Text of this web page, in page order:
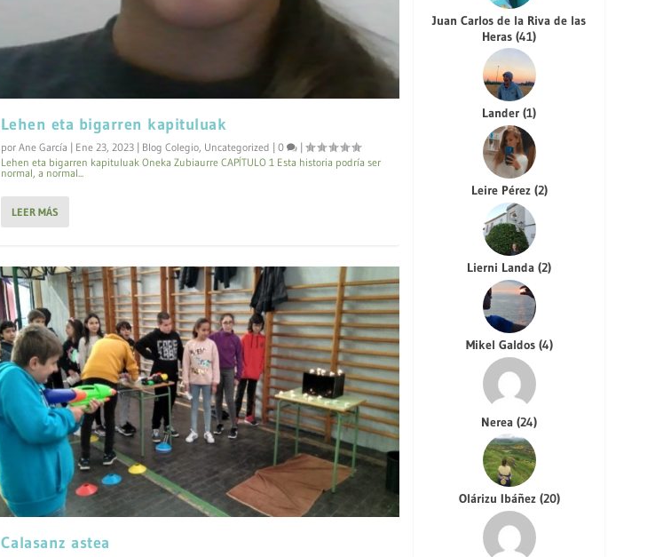
Lehen eta bigarren kapituluak
por Ane García | Ene 23, 2023| Blog Colegio, Uncategorized | 0
|
Lehen eta bigarren kapituluak Oneka Zubiaurre CAPÍTULO 1 Esta historia podría ser
normal, a normal...
LEER MÁS
Calasanz astea
Juan Carlos de la Riva de las
Heras(41)
Lander(1)
Leire Pérez (2)
Lierni Landa(2)
Mikel Galdos (4)
Nerea(24)
Olárizu Ibáñez (20)